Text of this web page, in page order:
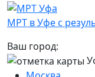
МРТ в Уфе с
Ваш город: